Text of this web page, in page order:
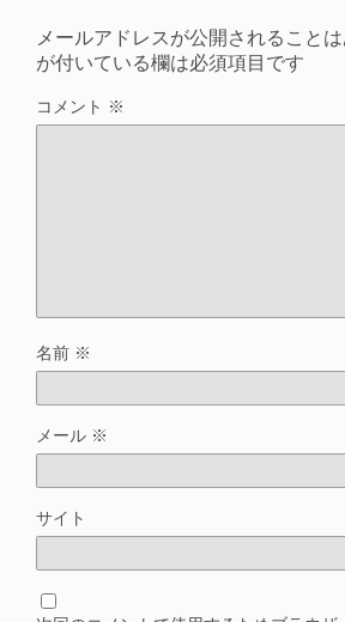
メールアドレスが公開されることは
が付いている欄は必須項目です
コメント ※
名前 ※
メール ※
サイト